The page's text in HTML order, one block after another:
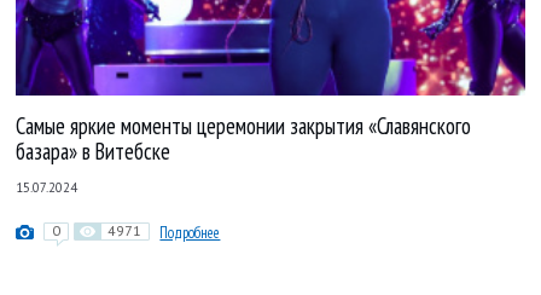
Самые яркие моменты церемонии закрытия «Славянского
базара» в Витебске
15.07.2024
0 4971 Подробнее